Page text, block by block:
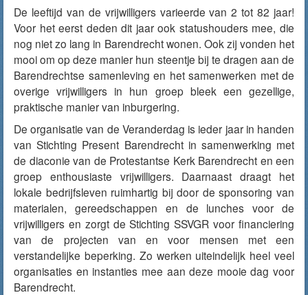
De leeftijd van de vrijwilligers varieerde van 2 tot 82 jaar!
Voor het eerst deden dit jaar ook statushouders mee, die
nog niet zo lang in Barendrecht wonen. Ook zij vonden het
mooi om op deze manier hun steentje bij te dragen aan de
Barendrechtse samenleving en het samenwerken met de
overige vrijwilligers in hun groep bleek een gezellige,
praktische manier van inburgering.
De organisatie van de Veranderdag is ieder jaar in handen
van Stichting Present Barendrecht in samenwerking met
de diaconie van de Protestantse Kerk Barendrecht en een
groep enthousiaste vrijwilligers. Daarnaast draagt het
lokale bedrijfsleven ruimhartig bij door de sponsoring van
materialen, gereedschappen en de lunches voor de
vrijwilligers en zorgt de Stichting SSVGR voor financiering
van de projecten van en voor mensen met een
verstandelijke beperking. Zo werken uiteindelijk heel veel
organisaties en instanties mee aan deze mooie dag voor
Barendrecht.